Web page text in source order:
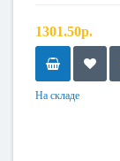
1301.50р.
На складе